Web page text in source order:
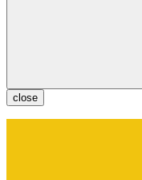
close